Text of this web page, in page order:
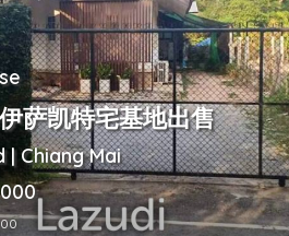
萨凯特宅基地出售
| Chiang Mai